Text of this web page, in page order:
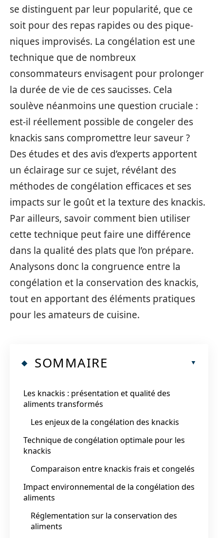
se distinguent par leur popularité, que ce
soit pour des repas rapides ou des pique-
niques improvisés. La congélation est une
technique que de nombreux
consommateurs envisagent pour prolonger
la durée de vie de ces saucisses. Cela
soulève néanmoins une question cruciale :
est-il réellement possible de congeler des
knackis sans compromettre leur saveur ?
Des études et des avis d’experts apportent
un éclairage sur ce sujet, révélant des
méthodes de congélation efficaces et ses
impacts sur le goût et la texture des knackis.
Par ailleurs, savoir comment bien utiliser
cette technique peut faire une différence
dans la qualité des plats que l’on prépare.
Analysons donc la congruence entre la
congélation et la conservation des knackis,
tout en apportant des éléments pratiques
pour les amateurs de cuisine.
SOMMAIRE
Les knackis : présentation et qualité des
aliments transformés
Les enjeux de la congélation des knackis
Technique de congélation optimale pour les
knackis
Comparaison entre knackis frais et congelés
Impact environnemental de la congélation des
aliments
Réglementation sur la conservation des
aliments